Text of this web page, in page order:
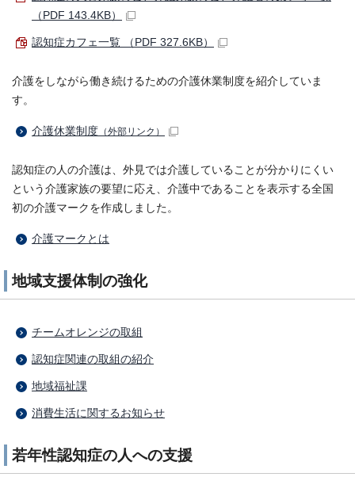
（PDF 143.4KB）
認知症カフェ一覧 （PDF 327.6KB）
介護をしながら働き続けるための介護休業制度を紹介していま
す。
介護休業制度 （外部リンク）
認知症の人の介護は、外見では介護していることが分かりにくい
という介護家族の要望に応え、介護中であることを表示する全国
初の介護マークを作成しました。
介護マークとは
地域支援体制の強化
チームオレンジの取組
認知症関連の取組の紹介
地域福祉課
消費生活に関するお知らせ
若年性認知症の人への支援